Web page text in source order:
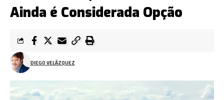
Ainda é Considerada Opção
DIEGO VELÁZQUEZ